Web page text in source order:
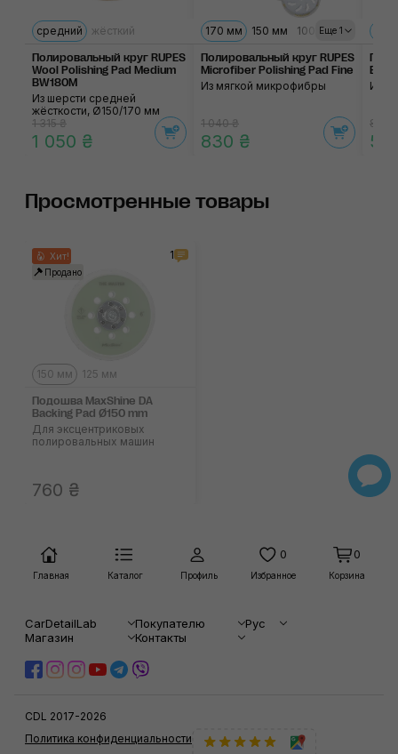
средний жёсткий
Полировальный круг RUPES
Wool Polishing Pad Medium
BW180M
Из шерсти средней
жёсткости, Ø150/170 мм
1 315 ₴
1 050 ₴
Еще 1
170 мм 150 мм 100 мм
Полировальный круг RUPES
Microfiber Polishing Pad Fine
Из мягкой микрофибры
1 040 ₴
830 ₴
Из
805
Просмотренные товары
Хит!
Продано
1
150 мм 125 мм
Подошва MaxShine DA
Backing Pad Ø150 mm
Для эксцентриковых
полировальных машин
760 ₴
Главная Каталог Профиль
0
Избранное
0
Корзина
CarDetailLab Покупателю
Рус
Магазин
Контакты
CDL 2017-2026
Политика конфиденциальности